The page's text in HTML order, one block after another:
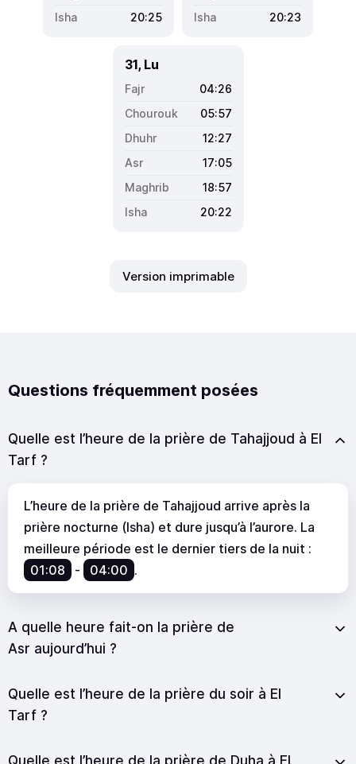
20:25
20:23
31, Lu
04:26
05:57
12:27
17:05
18:57
20:22
Version imprimable
Questions fréquemment posées
Quelle est l’heure de la prière de Tahajjoud à El
Tarf ?
L’heure de la prière de Tahajjoud arrive après la
prière nocturne (Isha) et dure jusqu’à l’aurore. La
meilleure période est le dernier tiers de la nuit :
01:08
- 04:00 .
A quelle heure fait-on la prière de
Asr aujourd’hui ?
Quelle est l’heure de la prière du soir à El
Tarf ?
Quelle est l’heure de la prière de Duha à El